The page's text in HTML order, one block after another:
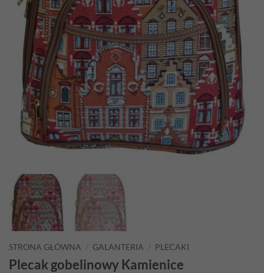
STRONA GŁÓWNA / GALANTERIA / PLECAKI
Plecak gobelinowy Kamienice